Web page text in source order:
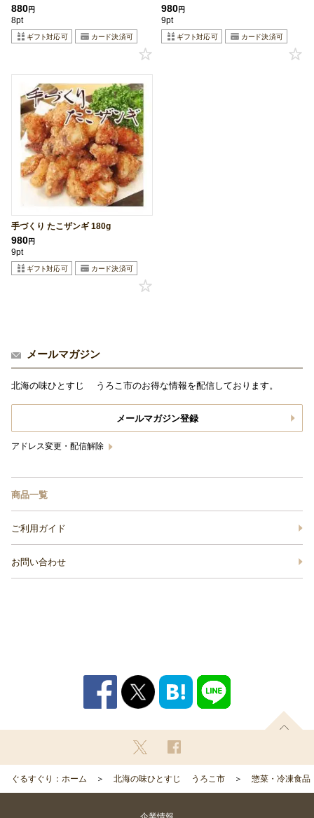
880円
8pt
980円
9pt
手づくり たこザンギ 180g
980円
9pt
メールマガジン
北海の味ひとすじ うろこ市のお得な情報を配信しております。
メールマガジン登録
アドレス変更・配信解除
商品一覧
ご利用ガイド
お問い合わせ
ぐるすぐり：ホーム 北海の味ひとすじ うろこ市 惣菜・冷凍食品